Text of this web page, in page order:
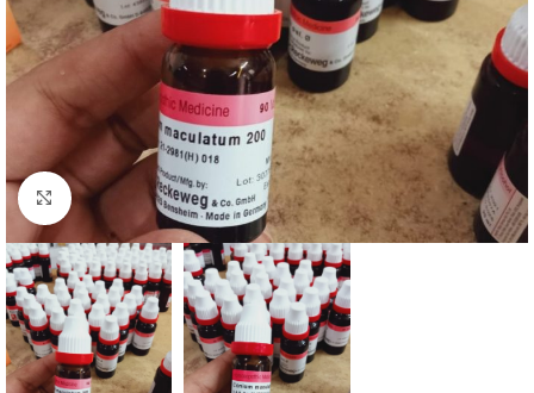
Click to enlarge